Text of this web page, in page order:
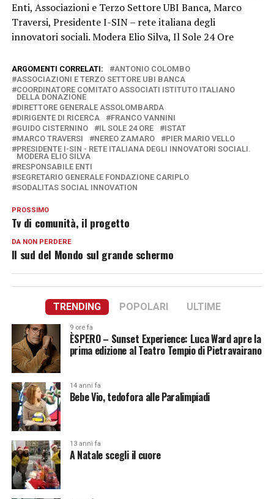
Enti, Associazioni e Terzo Settore UBI Banca, Marco
Traversi, Presidente I-SIN – rete italiana degli
innovatori sociali. Modera Elio Silva, Il Sole 24 Ore
ARGOMENTI CORRELATI:
ANTONIO COLOMBO
ASSOCIAZIONI E TERZO SETTORE UBI BANCA
COORDINATORE COMITATO ASSOCIATI ISTITUTO ITALIANO
DELLA DONAZIONE
DIRETTORE GENERALE ASSOLOMBARDA
DIRIGENTE DI RICERCA
FRANCO VANNINI
GUIDO CISTERNINO
IL SOLE 24 ORE
ISTAT
MARCO TRAVERSI
NEREO ZAMARO
PIER MARIO VELLO
PRESIDENTE I-SIN - RETE ITALIANA DEGLI INNOVATORI SOCIALI.
MODERA ELIO SILVA
RESPONSABILE ENTI
SEGRETARIO GENERALE FONDAZIONE CARIPLO
SODALITAS SOCIAL INNOVATION
PROSSIMO
Tv di comunità, il progetto
DA NON PERDERE
Il sud del Mondo sul grande schermo
TRENDING POPOLARI ULTIME
9 ore fa
ÈSPERO – Sunset Experience: Luca Ward apre la
prima edizione al Teatro Tempio di Pietravairano
14 anni fa
Bebe Vio, tedofora alle Paralimpiadi
13 anni fa
A Natale scegli il cuore